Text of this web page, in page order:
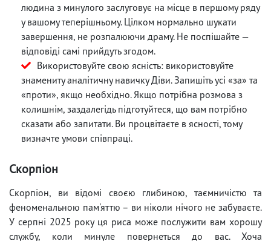
людина з минулого заслуговує на місце в першому ряду
у вашому теперішньому. Цілком нормально шукати
завершення, не розпалюючи драму. Не поспішайте —
відповіді самі прийдуть згодом.
Використовуйте свою ясність: використовуйте
знамениту аналітичну навичку Діви. Запишіть усі «за» та
«проти», якщо необхідно. Якщо потрібна розмова з
колишнім, заздалегідь підготуйтеся, що вам потрібно
сказати або запитати. Ви процвітаєте в ясності, тому
визначте умови співпраці.
Скорпіон
Скорпіон, ви відомі своєю глибиною, таємничістю та
феноменальною пам'яттю – ви ніколи нічого не забуваєте.
У серпні 2025 року ця риса може послужити вам хорошу
службу, коли минуле повернеться до вас. Хоча